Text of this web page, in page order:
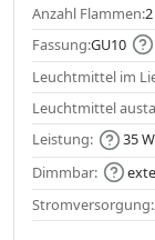
Anzahl Flammen:2
Fassung:GU10
Leuchtmittel im
Leuchtmittel
Leistung:
35
Dimmbar:
Stromversorgung: